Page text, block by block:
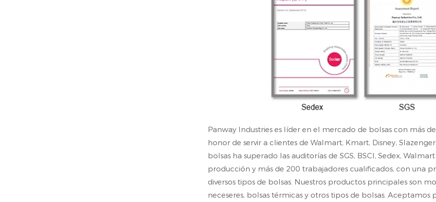
Panway Industries es líder en el mercado de bolsas con más
honor de servir a clientes de Walmart, Kmart, Disney,
bolsas ha superado las auditorías de SGS, BSCI, Sedex,
producción y más de 200 trabajadores cualificados, con una
diversos tipos de bolsas. Nuestros productos principales son
neceseres, bolsas térmicas y otros tipos de bolsas.